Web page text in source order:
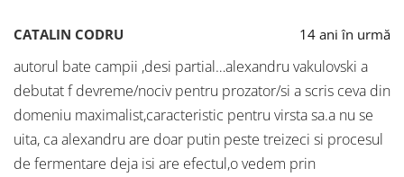
CATALIN CODRU 14 ani în urmă
autorul bate campii ,desi partial…alexandru vakulovski a
debutat f devreme/nociv pentru prozator/si a scris ceva din
domeniu maximalist,caracteristic pentru virsta sa.a nu se
uita, ca alexandru are doar putin peste treizeci si procesul
de fermentare deja isi are efectul,o vedem prin